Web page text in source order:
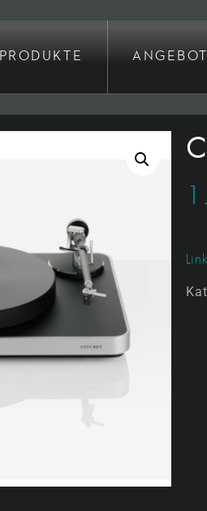
PRODUKTE